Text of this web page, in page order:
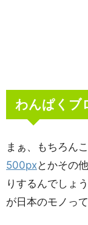
わんぱくブ
まぁ、もちろん
500px とかその
りするんでしょ
が日本のモノっ